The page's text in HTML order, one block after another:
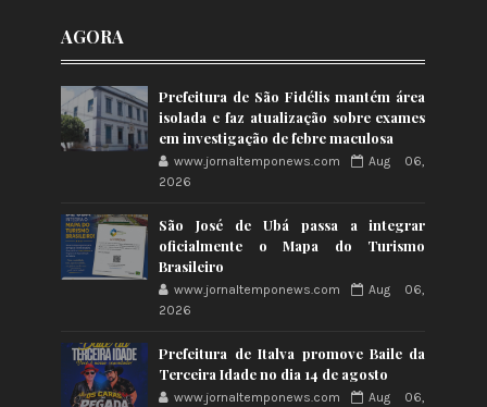
AGORA
Prefeitura de São Fidélis mantém área
isolada e faz atualização sobre exames
em investigação de febre maculosa
www.jornaltemponews.com
Aug 06,
2026
São José de Ubá passa a integrar
oficialmente o Mapa do Turismo
Brasileiro
www.jornaltemponews.com
Aug 06,
2026
Prefeitura de Italva promove Baile da
Terceira Idade no dia 14 de agosto
www.jornaltemponews.com
Aug 06,